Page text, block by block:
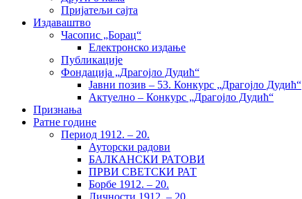
Пријатељи сајта
Издаваштво
Часопис „Борац“
Електронско издање
Публикације
Фондација „Драгојло Дудић“
Јавни позив – 53. Конкурс „Драгојло Дудић“
Актуелно – Конкурс „Драгојло Дудић“
Признања
Ратне године
Период 1912. – 20.
Ауторски радови
БАЛКАНСКИ РАТОВИ
ПРВИ СВЕТСКИ РАТ
Борбе 1912. – 20.